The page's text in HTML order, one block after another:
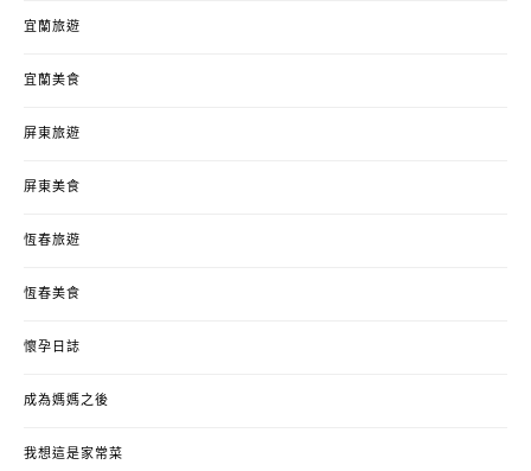
宜蘭旅遊
宜蘭美食
屏東旅遊
屏東美食
恆春旅遊
恆春美食
懷孕日誌
成為媽媽之後
我想這是家常菜